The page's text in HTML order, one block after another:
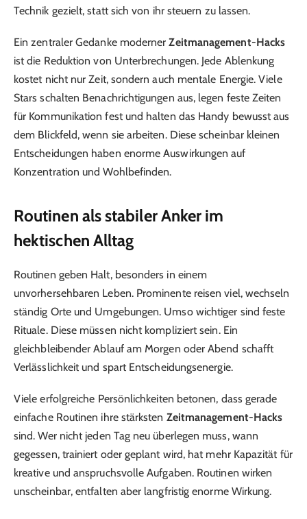
Technik gezielt, statt sich von ihr steuern zu lassen.
Ein zentraler Gedanke modernerZeitmanagement-Hacks
ist die Reduktion von Unterbrechungen. Jede Ablenkung
kostet nicht nur Zeit, sondern auch mentale Energie. Viele
Stars schalten Benachrichtigungen aus, legen feste Zeiten
für Kommunikation fest und halten das Handy bewusst aus
dem Blickfeld, wenn sie arbeiten. Diese scheinbar kleinen
Entscheidungen haben enorme Auswirkungen auf
Konzentration und Wohlbefinden.
Routinen als stabiler Anker im
hektischen Alltag
Routinen geben Halt, besonders in einem
unvorhersehbaren Leben. Prominente reisen viel, wechseln
ständig Orte und Umgebungen. Umso wichtiger sind feste
Rituale. Diese müssen nicht kompliziert sein. Ein
gleichbleibender Ablauf am Morgen oder Abend schafft
Verlässlichkeit und spart Entscheidungsenergie.
Viele erfolgreiche Persönlichkeiten betonen, dass gerade
einfache Routinen ihre stärksten Zeitmanagement-Hacks
sind. Wer nicht jeden Tag neu überlegen muss, wann
gegessen, trainiert oder geplant wird, hat mehr Kapazität für
kreative und anspruchsvolle Aufgaben. Routinen wirken
unscheinbar, entfalten aber langfristig enorme Wirkung.